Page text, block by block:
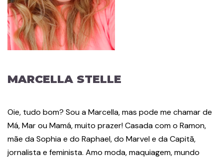
MARCELLA STELLE
Oie, tudo bom? Sou a Marcella, mas pode me chamar de
Má, Mar ou Mamá, muito prazer! Casada com o Ramon,
mãe da Sophia e do Raphael, do Marvel e da Capitã,
jornalista e feminista. Amo moda, maquiagem, mundo